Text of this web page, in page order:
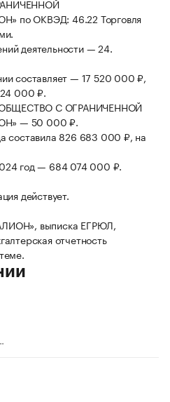
по ОКВЭД: 46.22 Торговля
деятельности — 24.
составляет — 17 520 000 ₽,
000 ₽.
ОБЩЕСТВО С ОГРАНИЧЕННОЙ
— 50 000 ₽.
составила 826 683 000 ₽, на
год — 684 074 000 ₽.
действует.
выписка ЕГРЮЛ,
отчетность